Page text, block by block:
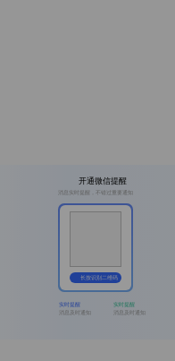
开通微信提醒
消息实时提醒，不错过重要通知
长按识别二维码
实时提醒
消息及时通知
实时提醒
消息及时通知